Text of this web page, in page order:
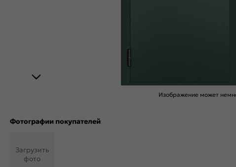
Изображение может
Фотографии покупателей
Загрузить
фото